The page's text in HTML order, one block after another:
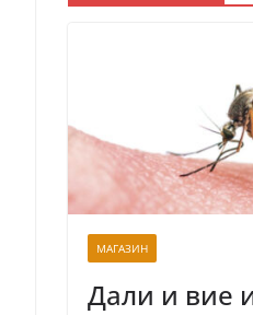
МАГАЗИН
Дали и вие